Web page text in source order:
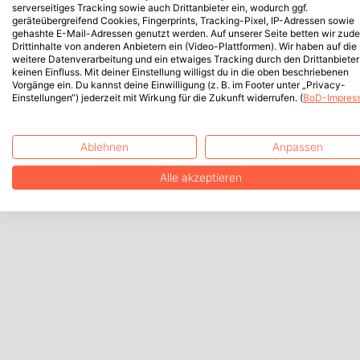
serverseitiges Tracking sowie auch Drittanbieter ein, wodurch ggf.
geräteübergreifend Cookies, Fingerprints, Tracking-Pixel, IP-Adressen sowie
gehashte E-Mail-Adressen genutzt werden. Auf unserer Seite betten wir
Drittinhalte von anderen Anbietern ein (Video-Plattformen). Wir haben auf die
weitere Datenverarbeitung und ein etwaiges Tracking durch den Drittanbieter
keinen Einfluss. Mit deiner Einstellung willigst du in die oben beschriebenen
Vorgänge ein. Du kannst deine Einwilligung (z. B. im Footer unter „Privacy-
Einstellungen“) jederzeit mit Wirkung für die Zukunft widerrufen. (BoD-
Ablehnen Anpassen
Alle akzeptieren